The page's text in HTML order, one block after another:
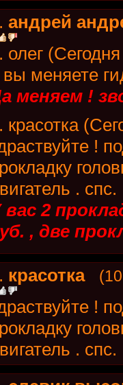
. андрей
олег
вы меняете
меняем !
красотка
!
. спс.
вас 2
, две
. красотка
!
. спс.